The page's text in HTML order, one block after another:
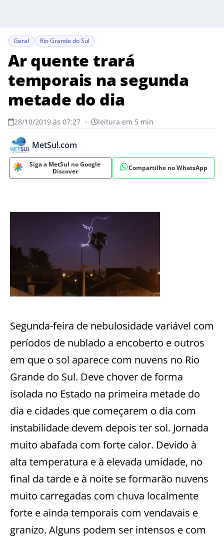
Geral Rio Grande do Sul
Ar quente trará
temporais na segunda
metade do dia
28/10/2019 às 07:27 • leitura em 5 min
MetSul.com
Siga a MetSul no Google
Discover
Compartilhe no WhatsApp
Segunda-feira de nebulosidade variável com
períodos de nublado a encoberto e outros
em que o sol aparece com nuvens no Rio
Grande do Sul. Deve chover de forma
isolada no Estado na primeira metade do
dia e cidades que começarem o dia com
instabilidade devem depois ter sol. Jornada
muito abafada com forte calor. Devido à
alta temperatura e à elevada umidade, no
final da tarde e à noite se formarão nuvens
muito carregadas com chuva localmente
forte e ainda temporais com vendavais e
granizo. Alguns podem ser intensos e com